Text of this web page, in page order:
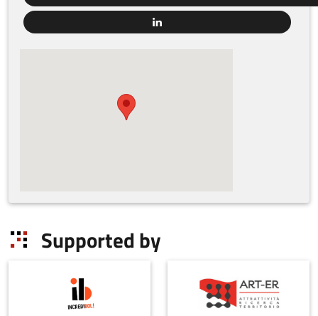
Supported by